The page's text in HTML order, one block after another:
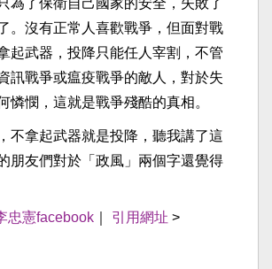
為了保衛自己國家的安全，失敗了
。沒有正常人喜歡戰爭，但面對戰
起武器，投降只能任人宰割，不管
訊戰爭或瘟疫戰爭的敵人，對於失
憐憫，這就是戰爭殘酷的真相。
不拿起武器就是投降，聽我講了這
朋友們對於「政風」兩個字還覺得
忠憲facebook 引用網址 >